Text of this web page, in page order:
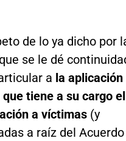
de lo ya dicho por
se le dé
a la aplicación
tiene a su cargo el
a víctimas (y
a raíz del Acuerdo